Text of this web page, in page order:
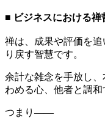
■ ビジネスにおける禅
禅は、成果や評価を
り戻す智慧です。
余計な雑念を手放し
わめる心、他者と調和
つまり――